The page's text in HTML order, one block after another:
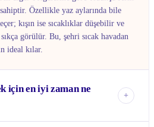
Özellikle yaz aylarında bile
kışın ise sıcaklıklar düşebilir ve
görülür. Bu, şehri sıcak havadan
ideal kılar.
için en iyi zaman ne
+